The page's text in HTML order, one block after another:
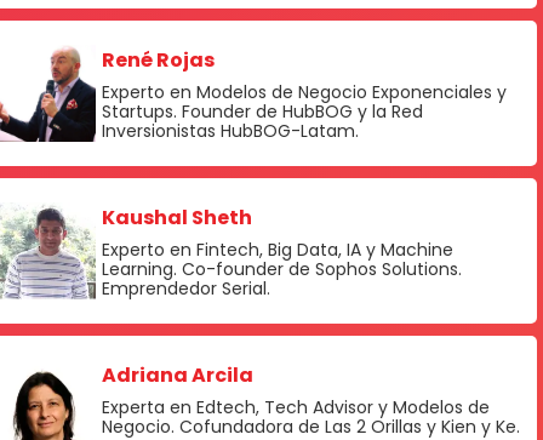
René Rojas
Experto en Modelos de Negocio Exponenciales y
Startups. Founder de HubBOG y la Red
Inversionistas HubBOG-Latam.
Kaushal Sheth
Experto en Fintech, Big Data, IA y Machine
Learning. Co-founder de Sophos Solutions.
Emprendedor Serial.
Adriana Arcila
Experta en Edtech, Tech Advisor y Modelos de
Negocio. Cofundadora de Las 2 Orillas y Kien y Ke.